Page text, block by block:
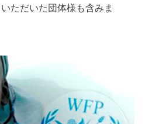
ただいた団体様も含みま